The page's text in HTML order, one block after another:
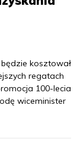
kosztował
regatach
100-lecia
wiceminister